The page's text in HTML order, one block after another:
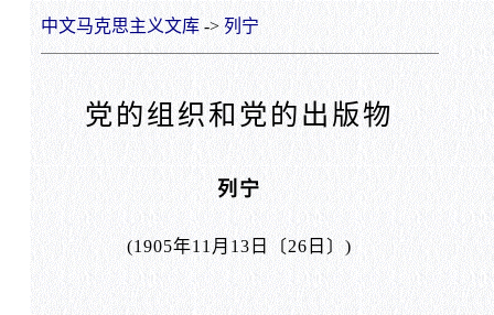
中文马克思主义文库-> 列宁
党的组织和党的出版物
列宁
(1905年11月13日〔26日〕)